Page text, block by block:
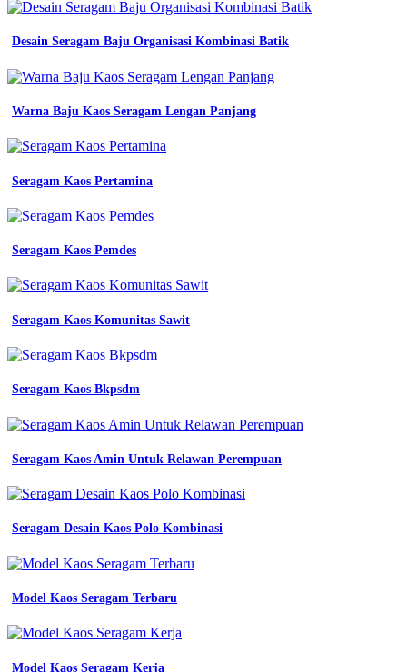
Desain Seragam Baju Organisasi Kombinasi Batik
Warna Baju Kaos Seragam Lengan Panjang
Seragam Kaos Pertamina
Seragam Kaos Pemdes
Seragam Kaos Komunitas Sawit
Seragam Kaos Bkpsdm
Seragam Kaos Amin Untuk Relawan Perempuan
Seragam Desain Kaos Polo Kombinasi
Model Kaos Seragam Terbaru
Model Kaos Seragam Kerja